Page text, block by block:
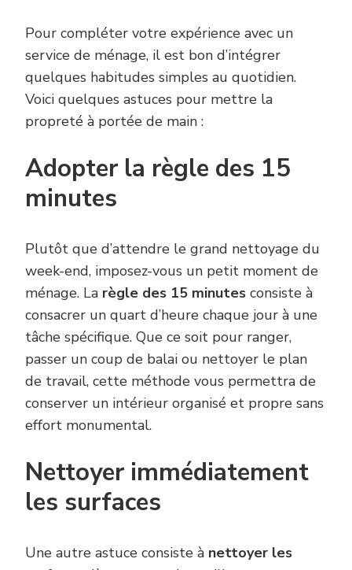
Pour compléter votre expérience avec un
service de ménage, il est bon d’intégrer
quelques habitudes simples au quotidien.
Voici quelques astuces pour mettre la
propreté à portée de main :
Adopter la règle des 15
minutes
Plutôt que d’attendre le grand nettoyage du
week-end, imposez-vous un petit moment de
ménage. La règle des 15 minutes consiste à
consacrer un quart d’heure chaque jour à une
tâche spécifique. Que ce soit pour ranger,
passer un coup de balai ou nettoyer le plan
de travail, cette méthode vous permettra de
conserver un intérieur organisé et propre sans
effort monumental.
Nettoyer immédiatement
les surfaces
Une autre astuce consiste à nettoyer les